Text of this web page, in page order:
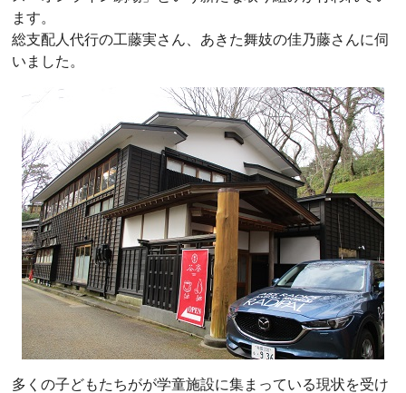
o
ます。
総支配人代行の工藤実さん、あきた舞妓の佳乃藤さんに伺
いました。
多くの子どもたちがが学童施設に集まっている現状を受け